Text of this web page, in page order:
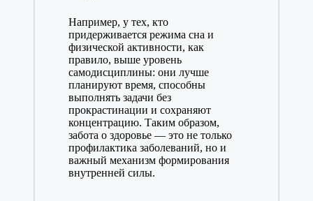
Например, у тех, кто
придерживается режима сна и
физической активности, как
правило, выше уровень
самодисциплины: они лучше
планируют время, способны
выполнять задачи без
прокрастинации и сохраняют
концентрацию. Таким образом,
забота о здоровье — это не только
профилактика заболеваний, но и
важный механизм формирования
внутренней силы.